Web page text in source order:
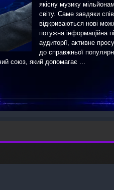
якісну музику
світу. Саме завдяки
відкриваються нові
потужна інформаційна
аудиторії, активне
до справжньої
союз, який допомагає ...